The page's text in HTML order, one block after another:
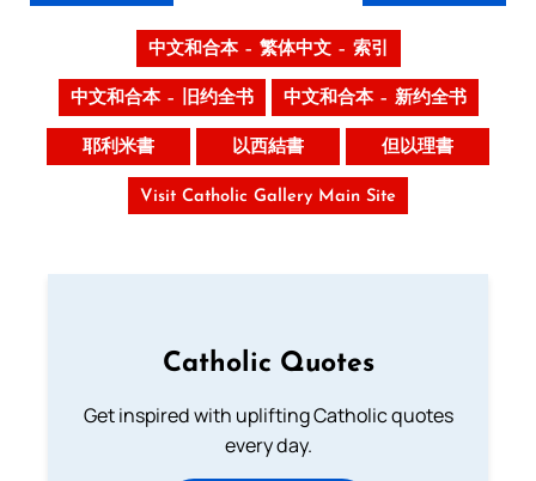
中文和合本 – 繁体中文 – 索引
中文和合本 – 旧约全书 中文和合本 – 新约全书
耶利米書 以西結書 但以理書
Visit Catholic Gallery Main Site
Catholic Quotes
Get inspired with uplifting Catholic quotes
every day.